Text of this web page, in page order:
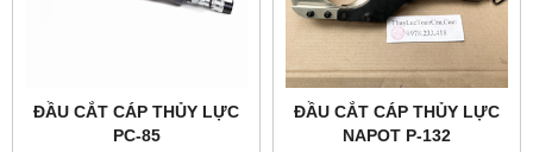
ĐẦU CẮT CÁP THỦY LỰC
PC-85
ĐẦU CẮT CÁP THỦY LỰC
NAPOT P-132